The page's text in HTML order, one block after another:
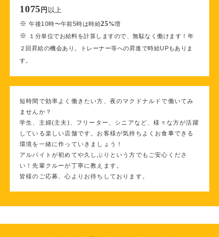
1075 円 以上
※午後10時〜午前5時は時給25%増
※
１分単位でお給料を計算しますので、無駄なく働けます！年
２回昇給の機会あり。トレーナー等への昇進で時給UPもありま
す。
短時間で効率よく働きたい方、夜のマクドナルドで働いてみ
ませんか？
学生、主婦(主夫)、フリーター、シニアなど、様々な方が活躍
している楽しい店舗です。お客様が気持ちよくお食事できる
環境を一緒に作っていきましょう！
アルバイトが初めてや久しぶりという方でもご安心くださ
い！先輩クルーが丁寧に教えます。
皆様のご応募、心よりお待ちしております。